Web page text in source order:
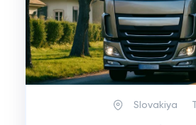
Slovakiya